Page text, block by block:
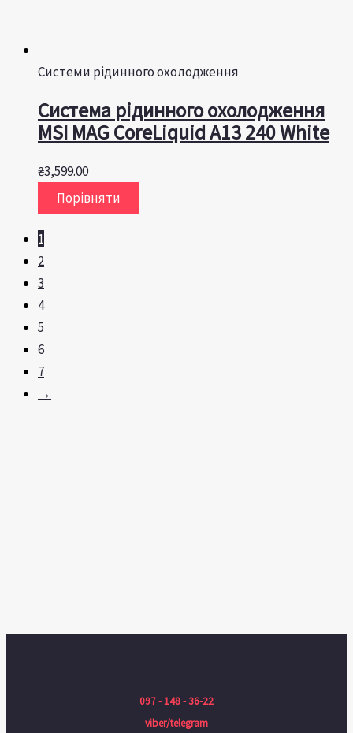
Системи рідинного охолодження
Система рідинного охолодження
MSI MAG CoreLiquid A13 240 White
₴3,599.00
Порівняти
1
2
3
4
5
6
7
→
097 - 148 - 36-22
viber/telegram